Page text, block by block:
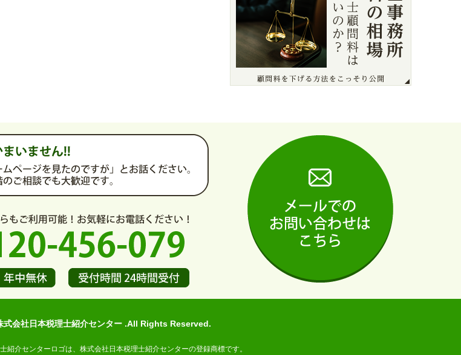
会社日本税理士紹介センター .All Rights Reserved.
紹介センターロゴは、株式会社日本税理士紹介センターの登録商標です。